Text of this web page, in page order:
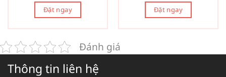
Đặt ngay Đặt ngay
Đánh giá
Thông tin liên hệ